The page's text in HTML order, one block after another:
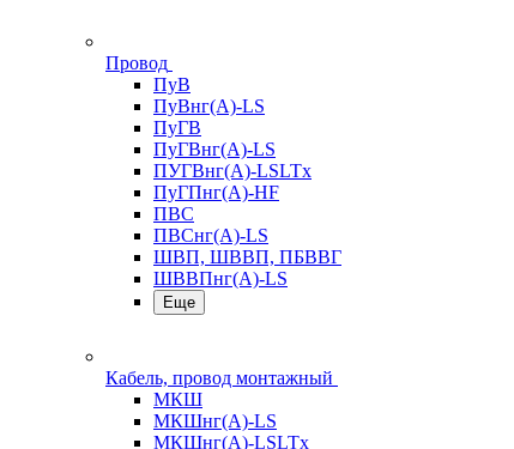
Провод
ПуВ
ПуВнг(А)-LS
ПуГВ
ПуГВнг(А)-LS
ПУГВнг(А)-LSLTx
ПуГПнг(А)-HF
ПВС
ПВСнг(А)-LS
ШВП, ШВВП, ПБВВГ
ШВВПнг(А)-LS
Еще
Кабель, провод монтажный
МКШ
МКШнг(А)-LS
МКШнг(А)-LSLTx